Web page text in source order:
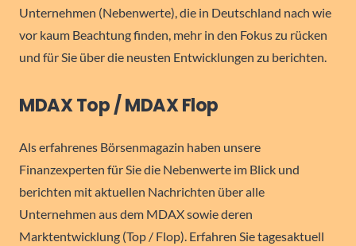
Unternehmen (Nebenwerte), die in Deutschland nach wie
vor kaum Beachtung finden, mehr in den Fokus zu rücken
und für Sie über die neusten Entwicklungen zu berichten.
MDAX Top / MDAX Flop
Als erfahrenes Börsenmagazin haben unsere
Finanzexperten für Sie die Nebenwerte im Blick und
berichten mit aktuellen Nachrichten über alle
Unternehmen aus dem MDAX sowie deren
Marktentwicklung (Top / Flop). Erfahren Sie tagesaktuell